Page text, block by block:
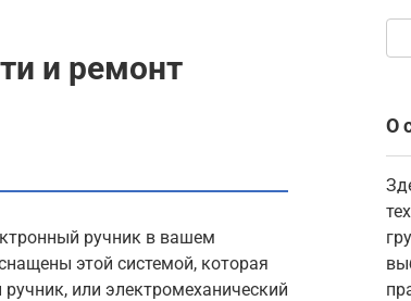
и ремонт
ручник в вашем
этой системой, которая
или электромеханический
О